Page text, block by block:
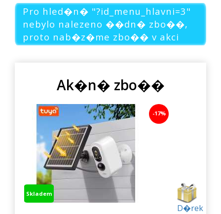
Pro hled�n� "?id_menu_hlavni=3"
nebylo nalezeno ��dn� zbo��,
proto nab�z�me zbo�� v akci
Ak�n� zbo��
-17%
D�rek
Skladem